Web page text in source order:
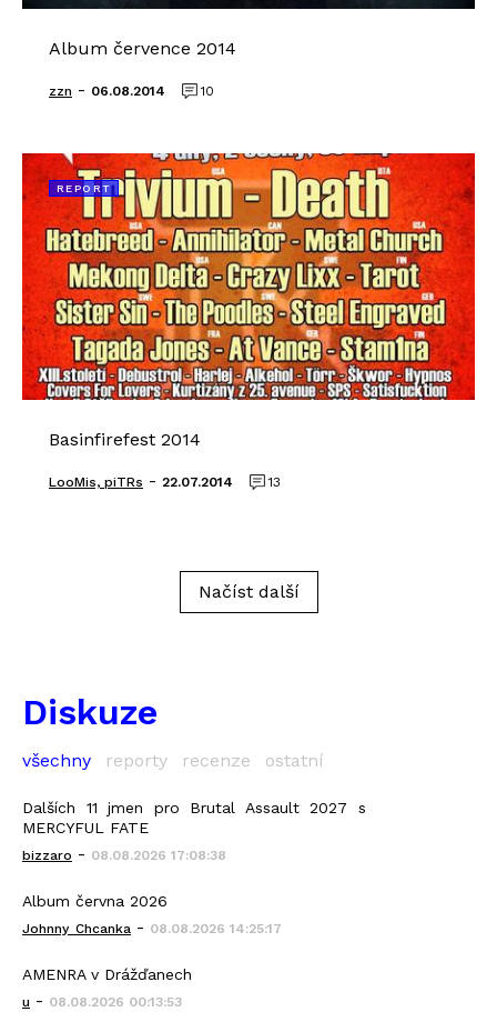
Album července 2014
zzn - 06.08.2014 10
REPORT
Basinfirefest 2014
LooMis, piTRs - 22.07.2014 13
Načíst další
Diskuze
všechny reporty recenze ostatní
Dalších 11 jmen pro Brutal Assault 2027 s
MERCYFUL FATE
bizzaro - 08.08.2026 17:08:38
Album června 2026
Johnny_Chcanka - 08.08.2026 14:25:17
AMENRA v Drážďanech
u - 08.08.2026 00:13:53